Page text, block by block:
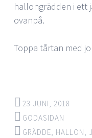
hallongrädden i ett
ovanpå.
Toppa tårtan med
23 JUNI, 2018
GODASIDAN
GRÄDDE, HALLON,